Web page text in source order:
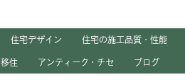
住宅デザイン
住宅の施工品質・性能
移住 アンティーク・チセ ブログ